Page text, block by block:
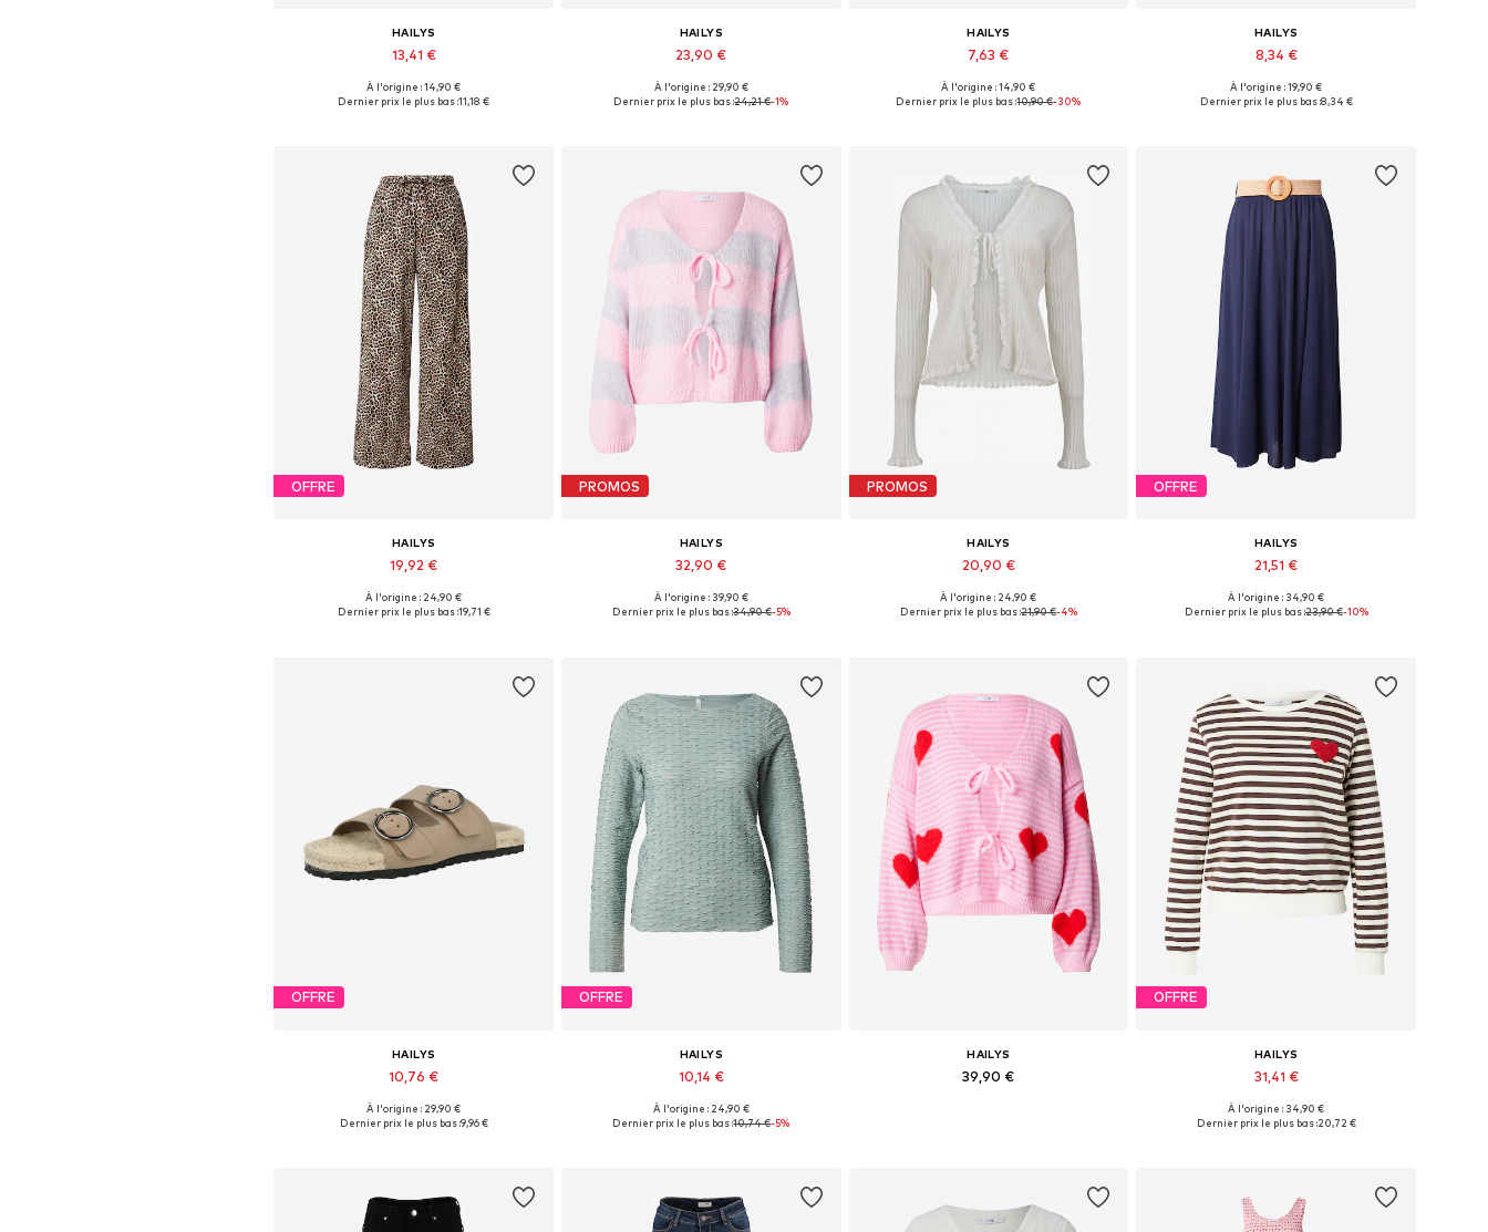
HAILYS
13,41 €
+2
Tailles disponibles: XS, S, M, L, XL, XXL
À l'origine : 14,90 €
Dernier prix le plus bas :11,18 €
HAILYS
23,90 €
Tailles disponibles: XS, S, M, L, XL, XXL
À l'origine : 29,90 €
Dernier prix le plus bas :24,21 €-1%
HAILYS
7,63 €
Tailles disponibles: XS-S
À l'origine : 14,90 €
Dernier prix le plus bas :10,90 €-30%
HAILYS
8,34 €
Tailles disponibles: XS, S, M, L
À l'origine : 19,90 €
Dernier prix le plus bas :8,34 €
OFFRE
HAILYS
19,92 €
Tailles disponibles: 34, 36, 38, 40, 42, 44
À l'origine : 24,90 €
Dernier prix le plus bas :19,71 €
PROMOS
HAILYS
32,90 €
Tailles disponibles: S-M, M-L, L-XL
À l'origine : 39,90 €
Dernier prix le plus bas :34,90 €-5%
PROMOS
HAILYS
20,90 €
Tailles disponibles: XS, S, M, L, XL, XXL
À l'origine : 24,90 €
Dernier prix le plus bas :21,90 €-4%
OFFRE
HAILYS
21,51 €
Tailles disponibles: 34, 36, 38, 40, 42, 44
À l'origine : 34,90 €
Dernier prix le plus bas :23,90 €-10%
OFFRE
HAILYS
10,76 €
Tailles disponibles: 36, 37, 38, 39, 40, 41
À l'origine : 29,90 €
Dernier prix le plus bas :9,96 €
OFFRE
HAILYS
10,14 €
Tailles disponibles: S, M, L, XXL
À l'origine : 24,90 €
Dernier prix le plus bas :10,74 €-5%
HAILYS
39,90 €
OFFRE
HAILYS
31,41 €
Tailles disponibles: XS, S, M, L, XL, XXL
À l'origine : 34,90 €
Dernier prix le plus bas :20,72 €